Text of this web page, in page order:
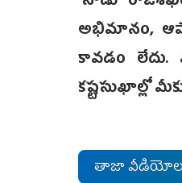
అభిమానం,
కావడం లేదు.
కష్టసుఖాల్లో
తాజా